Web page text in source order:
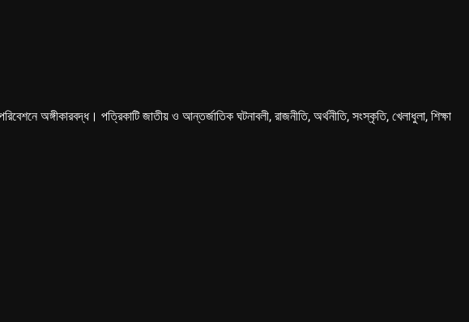
অঙ্গীকারবদ্ধ। পত্রিকাটি জাতীয় ও আন্তর্জাতিক ঘটনাবলী, রাজনীতি, অর্থনীতি, সংস্কৃতি, খেলাধুলা, শিক্ষা